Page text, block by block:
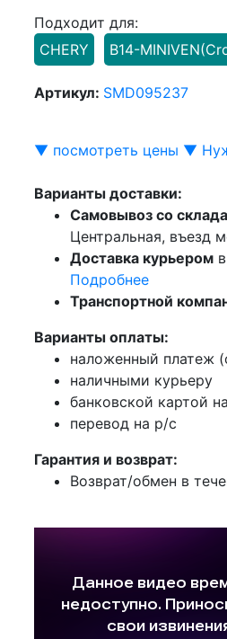
Подходит для:
CHERY
B14-
Артикул: SMD095237
▼ посмотреть цены ▼
Варианты доставки:
Самовывоз со
Центральная, въезд
Доставка курьером
Подробнее
Транспортной
Варианты оплаты:
наложенный платеж
наличными курьеру
банковской картой
перевод на р/с
Гарантия и возврат:
Возврат/обмен в